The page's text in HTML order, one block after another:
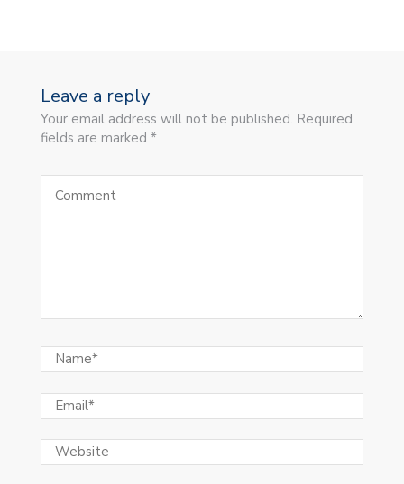
Leave a reply
Your email address will not be published. Required
fields are marked *